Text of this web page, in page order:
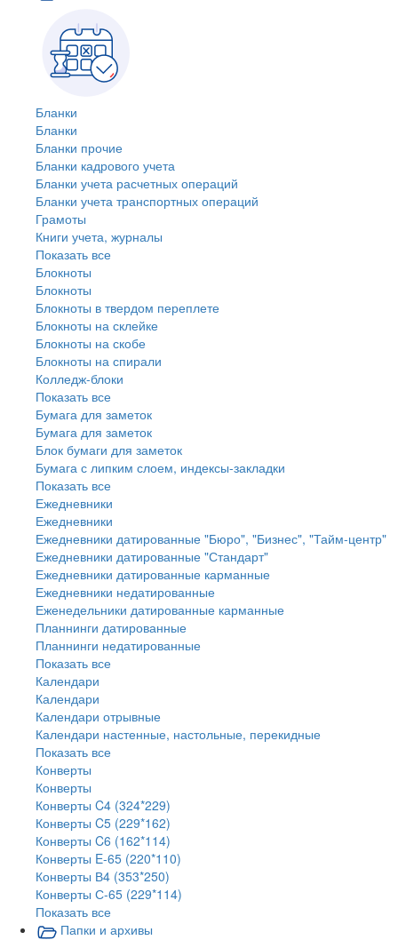
Бланки
Бланки
Бланки прочие
Бланки кадрового учета
Бланки учета расчетных операций
Бланки учета транспортных операций
Грамоты
Книги учета, журналы
Показать все
Блокноты
Блокноты
Блокноты в твердом переплете
Блокноты на склейке
Блокноты на скобе
Блокноты на спирали
Колледж-блоки
Показать все
Бумага для заметок
Бумага для заметок
Блок бумаги для заметок
Бумага с липким слоем, индексы-закладки
Показать все
Ежедневники
Ежедневники
Ежедневники датированные "Бюро", "Бизнес", "Тайм-центр"
Ежедневники датированные "Стандарт"
Ежедневники датированные карманные
Ежедневники недатированные
Еженедельники датированные карманные
Планнинги датированные
Планнинги недатированные
Показать все
Календари
Календари
Календари отрывные
Календари настенные, настольные, перекидные
Показать все
Конверты
Конверты
Конверты C4 (324*229)
Конверты C5 (229*162)
Конверты C6 (162*114)
Конверты E-65 (220*110)
Конверты В4 (353*250)
Конверты С-65 (229*114)
Показать все
Папки и архивы